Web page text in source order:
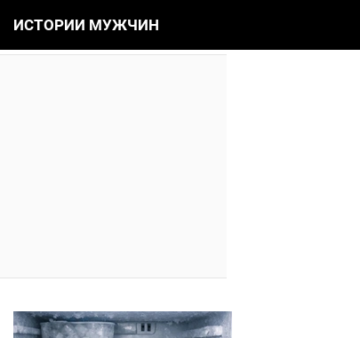
ИСТОРИИ МУЖЧИН